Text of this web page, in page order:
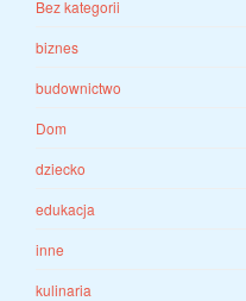
Bez kategorii
biznes
budownictwo
Dom
dziecko
edukacja
inne
kulinaria